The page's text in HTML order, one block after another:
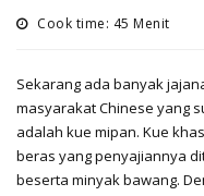
Cook time: 45 Menit
Sekarang ada banyak
masyarakat Chinese yang
adalah kue mipan. Kue
beras yang penyajiannya
beserta minyak bawang.